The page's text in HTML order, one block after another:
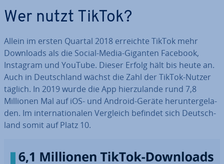
Wer nutzt TikTok?
Allein im ersten Quartal 2018 erreichte TikTok mehr
Downloads als die Social-Media-Giganten Facebook,
Instagram und YouTube. Dieser Erfolg hält bis heute an.
Auch in Deutsch­land wächst die Zahl der TikTok-Nutzer
täglich. In 2019 wurde die App hier­zu­lan­de rund 7,8
Millionen Mal auf iOS- und Android-Geräte her­un­ter­ge­la­
den. Im in­ter­na­tio­na­len Vergleich befindet sich Deutsch­
land somit auf Platz 10.